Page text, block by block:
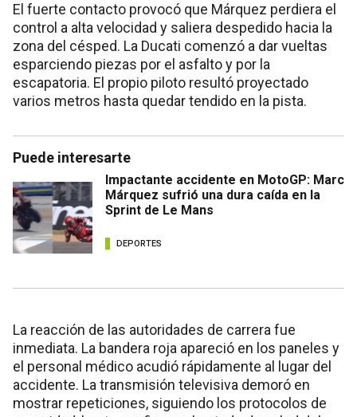
El fuerte contacto provocó que Márquez perdiera el
control a alta velocidad y saliera despedido hacia la
zona del césped. La Ducati comenzó a dar vueltas
esparciendo piezas por el asfalto y por la
escapatoria. El propio piloto resultó proyectado
varios metros hasta quedar tendido en la pista.
Puede interesarte
Impactante accidente en MotoGP: Marc
Márquez sufrió una dura caída en la
Sprint de Le Mans
DEPORTES
La reacción de las autoridades de carrera fue
inmediata. La bandera roja apareció en los paneles y
el personal médico acudió rápidamente al lugar del
accidente. La transmisión televisiva demoró en
mostrar repeticiones, siguiendo los protocolos de